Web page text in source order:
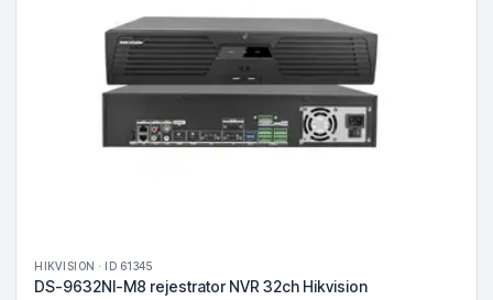
HIKVISION · ID 61345
DS-9632NI-M8 rejestrator NVR 32ch Hikvision